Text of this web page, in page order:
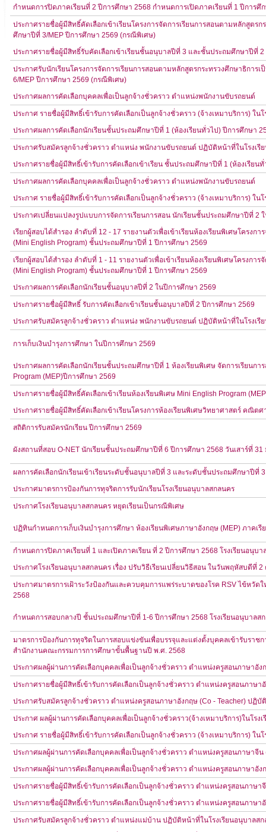
กำหนดการปิดภาคเรียนที่ 2 ปีการศึกษา 2568 กำหนดการเปิดภาคเรียนที่ 1 ปีการ
ประกาศรายชื่อผู้มีสิทธิ์คัดเลือกเข้าเรียนโครงการจัดการเรียนการสอนตามหลักสูตร
ศึกษาปีที่ 3/MEP ปีการศึกษา 2569 (กรณีพิเศษ)
ประกาศรายชื่อผู้มีสิทธิ์รับคัดเลือกเข้าเรียนชั้นอนุบาลปีที่ 3 และชั้นประถมศึกษาปีที่
ประกาศรับนักเรียนโครงการจัดการเรียนการสอนตามหลักสูตรกระทรวงศึกษาธิกา
6/MEP ปีการศึกษา 2569 (กรณีพิเศษ)
ประกาศผลการคัดเลือกบุคคลเพื่อเป็นลูกจ้างชั่วคราว ตำแหน่งพนักงานขับรถยนต์
ประกาศ รายชื่อผู้มีสิทธิ์เข้ารับการคัดเลือกเป็นลูกจ้างชั่วคราว (จ้างเหมาบริการ) ใน
ประกาศผลการคัดเลือกนักเรียนชั้นประถมศึกษาปีที่ 1 (ห้องเรียนทั่วไป) ปีการศึกษา
ประกาศรับสมัครลูกจ้างชั่วคราว ตำแหน่ง พนักงานขับรถยนต์ ปฏิบัติหน้าที่ในโรงเรี
ประกาศรายชื่อผู้มีสิทธิ์เข้ารับการคัดเลือกเข้าเรียน ชั้นประถมศึกษาปีที่ 1 (ห้องเรียน
ประกาศผลการคัดเลือกบุคคลเพื่อเป็นลูกจ้างชั่วคราว ตำแหน่งพนักงานขับรถยนต์
ประกาศ รายชื่อผู้มีสิทธิ์เข้ารับการคัดเลือกเป็นลูกจ้างชั่วคราว (จ้างเหมาบริการ) ใน
ประกาศเปลี่ยนแปลงรูปแบบการจัดการเรียนการสอน นักเรียนชั้นประถมศึกษาปีที่ 2
เรียกผู้สอบได้สำรอง ลำดับที่ 12 - 17 รายงานตัวเพื่อเข้าเรียนห้องเรียนพิเศษโครง
(Mini English Program) ชั้นประถมศึกษาปีที่ 1 ปีการศึกษา 2569
เรียกผู้สอบได้สำรอง ลำดับที่ 1 - 11 รายงานตัวเพื่อเข้าเรียนห้องเรียนพิเศษโครงก
(Mini English Program) ชั้นประถมศึกษาปีที่ 1 ปีการศึกษา 2569
ประกาศผลการคัดเลือกนักเรียนชั้นอนุบาลปีที่ 2 ในปีการศึกษา 2569
ประกาศรายชื่อผู้มีสิทธิ์ รับการคัดเลือกเข้าเรียนชั้นอนุบาลปีที่ 2 ปีการศึกษา 2569
ประกาศรับสมัครลูกจ้างชั่วคราว ตำแหน่ง พนักงานขับรถยนต์ ปฏิบัติหน้าที่ในโรงเรี
การเก็บเงินบำรุงการศึกษา ในปีการศึกษา 2569
ประกาศผลการคัดเลือกนักเรียนชั้นประถมศึกษาปีที่ 1 ห้องเรียนพิเศษ จัดการเรียนก
Program (MEP)ปีการศึกษา 2569
ประกาศรายชื่อผู้มีสิทธิ์คัดเลือกเข้าเรียนห้องเรียนพิเศษ Mini English Program
ประกาศรายชื่อผู้มีสิทธิ์คัดเลือกเข้าเรียนโครงการห้องเรียนพิเศษวิทยาศาสตร์ คณิ
สถิติการรับสมัครนักเรียน ปีการศึกษา 2569
ผังสถานที่สอบ O-NET นักเรียนชั้นประถมศึกษาปีที่ 6 ปีการศึกษา 2568 วันเสาร์ที่
ผลการคัดเลือกนักเรียนเข้าเรียนระดับชั้นอนุบาลปีที่ 3 และระดับชั้นประถมศึกษาปีที่
ประกาศมาตรการป้องกันการทุจริตการรับนักเรียนโรงเรียนอนุบาลสกลนคร
ประกาศโรงเรียนอนุบาลสกลนคร หยุดเรียนเป็นกรณีพิเศษ
ปฏิทินกำหนดการเก็บเงินบำรุงการศึกษา ห้องเรียนพิเศษภาษาอังกฤษ (MEP) ภาคเ
กำหนดการปิดภาคเรียนที่ 1 และเปิดภาคเรียน ที่ 2 ปีการศึกษา 2568 โรงเรียนอนุบา
ประกาศโรงเรียนอนุบาลสกลนคร เรื่อง ปรับวิธีเรียนเปลี่ยนวิธีสอน ในวันพฤหัสบดีที่
ประกาศมาตรการเฝ้าระวังป้องกันและควบคุมการแพร่ระบาดของโรค RSV ไข้หวั
2568
กำหนดการสอบกลางปี ชั้นประถมศึกษาปีที่ 1-6 ปีการศึกษา 2568 โรงเรียนอนุบาลส
มาตรการป้องกันการทุจริตในการสอบแข่งขันเพื่อบรรจุและแต่งตั้งบุคคลเข้ารับรา
สำนักงานคณะกรรมการการศึกษาขั้นพื้นฐานปี พ.ศ. 2568
ประกาศผลผู้ผ่านการคัดเลือกบุคคลเพื่อเป็นลูกจ้างชั่วคราว ตำแหน่งครูสอนภาษาอัง
ประกาศรายชื่อผู้มีสิทธิ์เข้ารับการคัดเลือกเป็นลูกจ้างชั่วคราว ตำแหน่งครูสอนภาษา
ประกาศรับสมัครลูกจ้างชั่วคราว ตำแหน่งครูสอนภาษาอังกฤษ (Co - Teacher) ปฏิบั
ประกาศ ผลผู้ผ่านการคัดเลือกบุคคลเพื่อเป็นลูกจ้างชั่วคราว(จ้างเหมาบริการ)ในโรง
ประกาศ รายชื่อผู้มีสิทธิ์เข้ารับการคัดเลือกเป็นลูกจ้างชั่วคราว (จ้างเหมาบริการ) ใน
ประกาศผลผู้ผ่านการคัดเลือกบุคคลเพื่อเป็นลูกจ้างชั่วคราว ตำแหน่งครูสอนภาษาจีน
ประกาศผลผู้ผ่านการคัดเลือกบุคคลเพื่อเป็นลูกจ้างชั่วคราว ตำแหน่งครูสอนภาษาอัง
ประกาศรายชื่อผู้มีสิทธิ์เข้ารับการคัดเลือกเป็นลูกจ้างชั่วคราว ตำแหน่งครูสอนภาษา
ประกาศรายชื่อผู้มีสิทธิ์เข้ารับการคัดเลือกเป็นลูกจ้างชั่วคราว ตำแหน่งครูสอนภาษา
ประกาศรับสมัครลูกจ้างชั่วคราว ตำแหน่งแม่บ้าน ปฏิบัติหน้าที่ในโรงเรียนอนุบาลสก